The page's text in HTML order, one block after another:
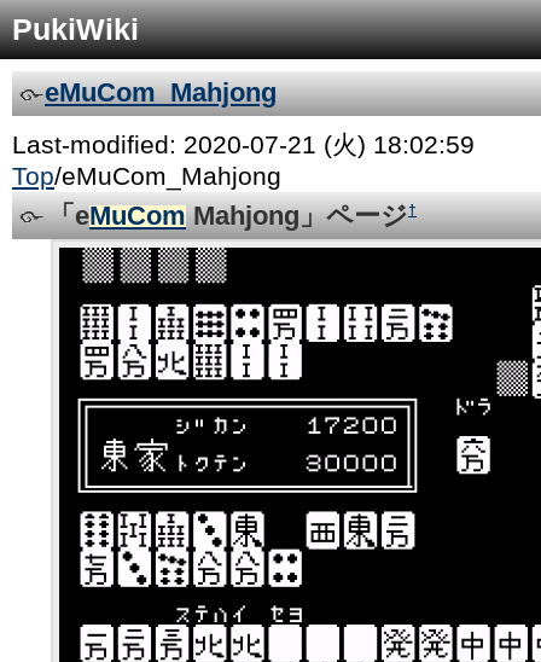
PukiWiki
eMuCom_Mahjong
Last-modified: 2020-07-21 (火) 18:02:59
Top/eMuCom_Mahjong
「eMuComMahjong」ページ†